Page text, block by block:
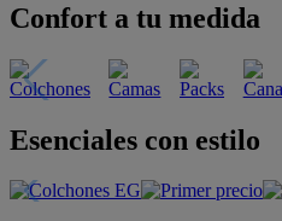
Confort a tu medida
Esenciales con estilo